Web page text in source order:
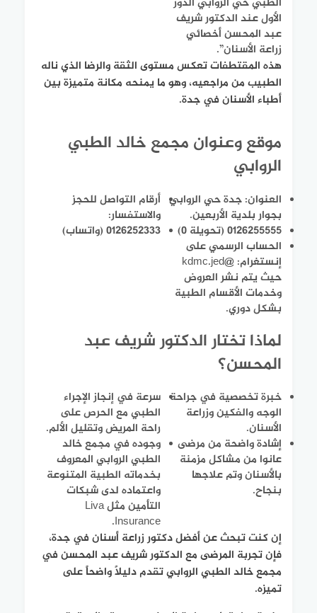
الأول عند الدكتور شريف
عبد المحسن أخصائي
زراعة الأسنان”.
هذه المقتطفات تعكس مستوى الثقة والرضا الذي ناله
الطبيب من مراجعيه، وهو ما يمنحه مكانة متميزة بين
أطباء الأسنان في جدة.
موقع وعنوان مجمع خالد الطبي
الروابي
العنوان: جدة حي الروابي
بجوار بلدية الأربعين.
أرقام التواصل للحجز
والاستفسار:
0126255555 (تحويلة 0)
0126252333 (واتساب)
الحساب الرسمي على
إنستغرام: @kdmc.jed
حيث يتم نشر العروض
وخدمات الأقسام الطبية
بشكل دوري.
لماذا تختار الدكتور شريف عبد
المحسن؟
خبرة تخصصية في جراحة
الوجه والفكين وزراعة
الأسنان.
سرعة في إنجاز الإجراء
الطبي مع الحرص على
راحة المريض وتقليل الألم.
إشادة واضحة من مرضى
عانوا من مشاكل مزمنة
بالأسنان وتم علاجها
بنجاح.
وجوده في مجمع خالد
الطبي الروابي المعروف
بخدماته الطبية المتنوعة
واعتماده لدى شبكات
التأمين مثل Liva
Insurance.
إن كنت تبحث عن أفضل دكتور زراعة أسنان في جدة،
فإن تجربة المرضى مع الدكتور شريف عبد المحسن في
مجمع خالد الطبي الروابي تقدم دليلاً واضحاً على
تميزه.